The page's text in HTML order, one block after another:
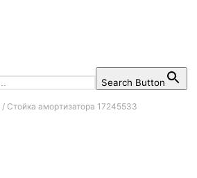
Search Button
/ Стойка амортизатора 17245533